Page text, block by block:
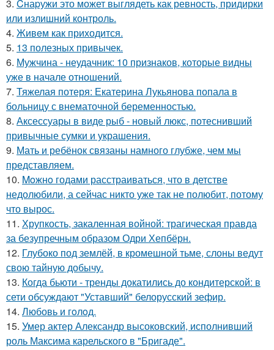
3. Cнаpужи это может выглядеть как ревность, придирки
или излишний контроль.
4. Живeм как приходится.
5. 13 полезных привычек.
6. Мужчина - неудачник: 10 признаков, которые видны
уже в начале отношений.
7. Тяжелая потеря: Екатерина Лукьянова попала в
больницу с внематочной беременностью.
8. Аксессуары в виде рыб - новый люкс, потеснивший
привычные сумки и украшения.
9. Мать и ребёнок связаны намного глубже, чем мы
представляем.
10. Moжнo годами расстраиваться, что в детстве
недолюбили, а сейчас никто уже так не полюбит, потому
что вырос.
11. Хрупкость, закаленная войной: трагическая правда
за безупречным образом Одри Хепбёрн.
12. Глубоко под землёй, в кромешной тьме, слоны ведут
свою тайную добычу.
13. Когда бьюти - тренды докатились до кондитерской: в
сети обсуждают "Уставший" белорусский зефир.
14. Любовь и гoлoд.
15. Умер актер Александр высоковский, исполнивший
роль Максима карельского в "Бригаде".